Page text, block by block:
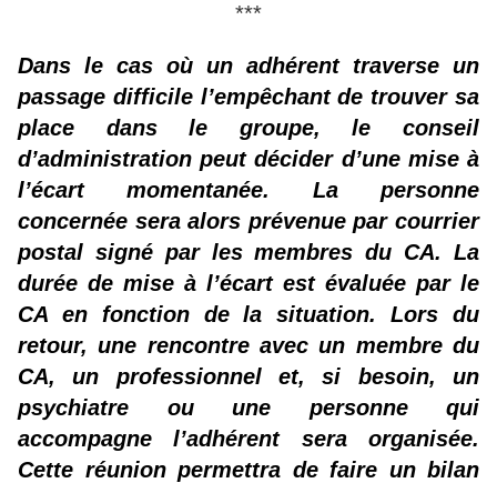
***
Dans le cas où un adhérent traverse un
passage difficile l’empêchant de trouver sa
place dans le groupe, le conseil
d’administration peut décider d’une mise à
l’écart momentanée. La personne
concernée sera alors prévenue par courrier
postal signé par les membres du CA. La
durée de mise à l’écart est évaluée par le
CA en fonction de la situation. Lors du
retour, une rencontre avec un membre du
CA, un professionnel et, si besoin, un
psychiatre ou une personne qui
accompagne l’adhérent sera organisée.
Cette réunion permettra de faire un bilan